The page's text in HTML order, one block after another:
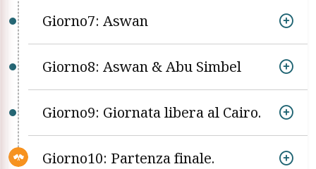
Giorno7: Aswan
Giorno8: Aswan & Abu Simbel
Giorno9: Giornata libera al Cairo.
Giorno10: Partenza finale.